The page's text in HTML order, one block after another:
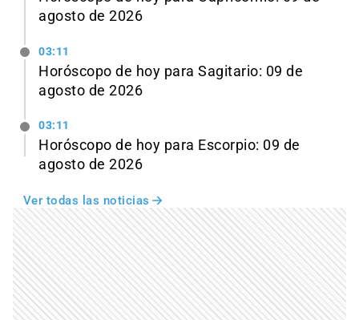
agosto de 2026
03:11
Horóscopo de hoy para Sagitario: 09 de
agosto de 2026
03:11
Horóscopo de hoy para Escorpio: 09 de
agosto de 2026
Ver todas las noticias